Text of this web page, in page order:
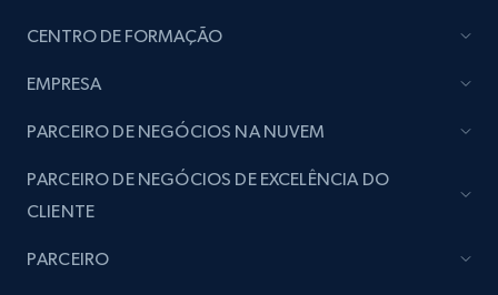
CENTRO DE FORMAÇÃO
EMPRESA
PARCEIRO DE NEGÓCIOS NA NUVEM
PARCEIRO DE NEGÓCIOS DE EXCELÊNCIA DO
CLIENTE
PARCEIRO